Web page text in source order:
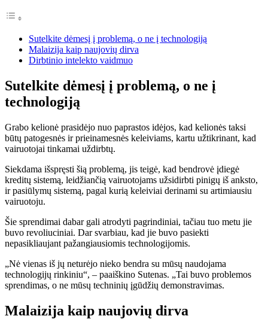
Sutelkite dėmesį į problemą, o ne į technologiją
Malaizija kaip naujovių dirva
Dirbtinio intelekto vaidmuo
Sutelkite dėmesį į problemą, o ne į
technologiją
Grabo kelionė prasidėjo nuo paprastos idėjos, kad kelionės taksi
būtų patogesnės ir prieinamesnės keleiviams, kartu užtikrinant, kad
vairuotojai tinkamai uždirbtų.
Siekdama išspręsti šią problemą, jis teigė, kad bendrovė įdiegė
kreditų sistemą, leidžiančią vairuotojams užsidirbti pinigų iš anksto,
ir pasiūlymų sistemą, pagal kurią keleiviai derinami su artimiausiu
vairuotoju.
Šie sprendimai dabar gali atrodyti pagrindiniai, tačiau tuo metu jie
buvo revoliuciniai. Dar svarbiau, kad jie buvo pasiekti
nepasikliaujant pažangiausiomis technologijomis.
„Nė vienas iš jų neturėjo nieko bendra su mūsų naudojama
technologijų rinkiniu“, – paaiškino Sutenas. „Tai buvo problemos
sprendimas, o ne mūsų techninių įgūdžių demonstravimas.
Malaizija kaip naujovių dirva